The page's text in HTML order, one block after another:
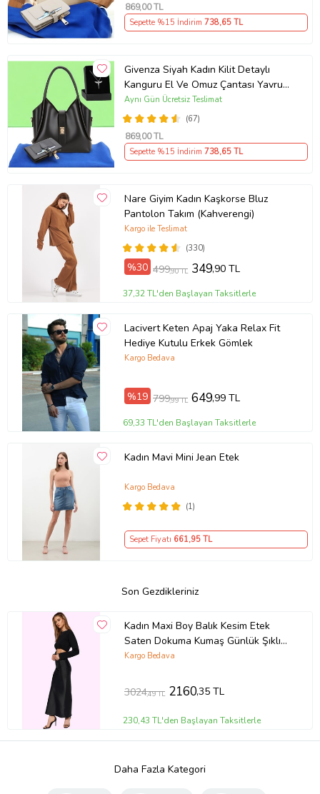
869,00 TL
Sepette %15 İndirim 738,65 TL
Givenza Siyah Kadın Kilit Detaylı
Kanguru El Ve Omuz Çantası Yavru
Çantalı Cüzdan Ve Kolye Hediyeli
(67)
Aynı Gün Ücretsiz Teslimat
869,00 TL
Sepette %15 İndirim 738,65 TL
Nare Giyim Kadın Kaşkorse Bluz
Pantolon Takım (Kahverengi)
(330)
Kargo ile Teslimat
%30 499,90 TL 349,90 TL
37,32 TL'den Başlayan Taksitlerle
Lacivert Keten Apaj Yaka Relax Fit
Hediye Kutulu Erkek Gömlek
Kargo Bedava
%19 799,99 TL 649,99 TL
69,33 TL'den Başlayan Taksitlerle
Kadın Mavi Mini Jean Etek
(1)
Kargo Bedava
Sepet Fiyatı 661,95 TL
Son Gezdikleriniz
Kadın Maxi Boy Balık Kesim Etek
Saten Dokuma Kumaş Günlük Şıklık
Yaz Aylarının Vazgeçilmezi (Siyah)
Kargo Bedava
3024,49 TL 2160,35 TL
230,43 TL'den Başlayan Taksitlerle
Daha Fazla Kategori